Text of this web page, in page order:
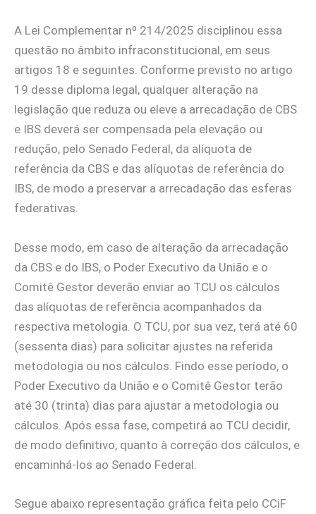
A Lei Complementar nº 214/2025 disciplinou essa
questão no âmbito infraconstitucional, em seus
artigos 18 e seguintes. Conforme previsto no artigo
19 desse diploma legal, qualquer alteração na
legislação que reduza ou eleve a arrecadação de CBS
e IBS deverá ser compensada pela elevação ou
redução, pelo Senado Federal, da alíquota de
referência da CBS e das alíquotas de referência do
IBS, de modo a preservar a arrecadação das esferas
federativas.
Desse modo, em caso de alteração da arrecadação
da CBS e do IBS, o Poder Executivo da União e o
Comitê Gestor deverão enviar ao TCU os cálculos
das alíquotas de referência acompanhados da
respectiva metologia. O TCU, por sua vez, terá até 60
(sessenta dias) para solicitar ajustes na referida
metodologia ou nos cálculos. Findo esse período, o
Poder Executivo da União e o Comitê Gestor terão
até 30 (trinta) dias para ajustar a metodologia ou
cálculos. Após essa fase, competirá ao TCU decidir,
de modo definitivo, quanto à correção dos cálculos, e
encaminhá-los ao Senado Federal.
Segue abaixo representação gráfica feita pelo CCiF